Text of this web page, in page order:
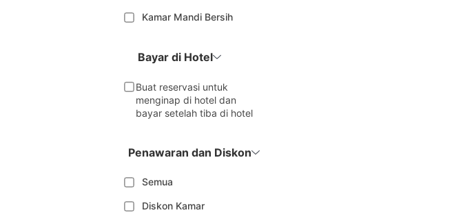
Kamar Mandi Bersih
Bayar di Hotel
Buat reservasi untuk
menginap di hotel dan
bayar setelah tiba di hotel
Penawaran dan Diskon
Semua
Diskon Kamar